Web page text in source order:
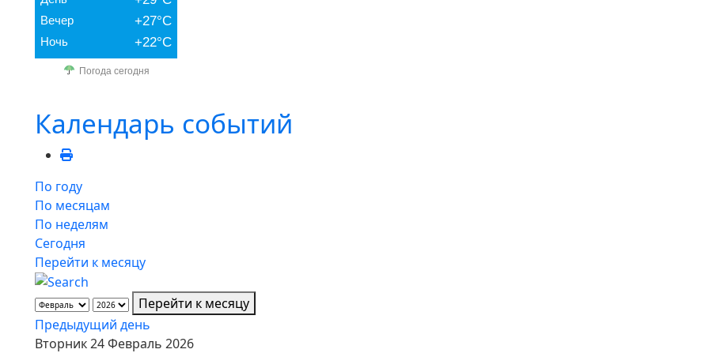
Вечер +27°C
Ночь +22°C
Погода сегодня
Календарь событий
По году
По месяцам
По неделям
Сегодня
Перейти к месяцу
Перейти к месяцу
Предыдущий день
Вторник 24 Февраль 2026